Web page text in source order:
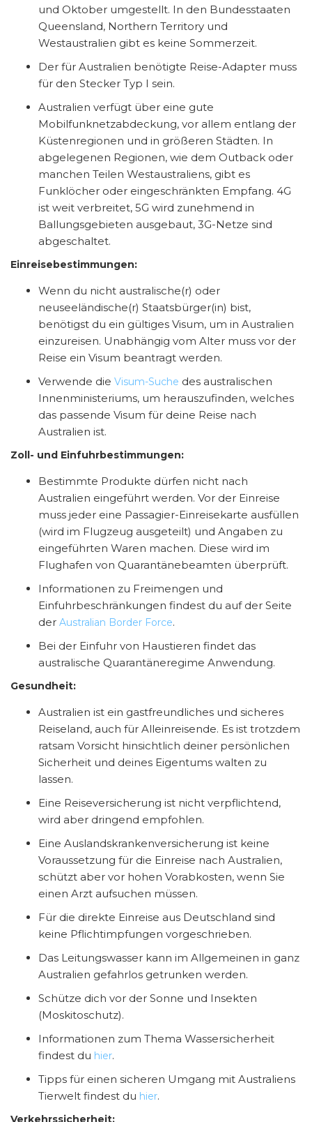
und Oktober umgestellt. In den Bundesstaaten
Queensland, Northern Territory und
Westaustralien gibt es keine Sommerzeit.
Der für Australien benötigte Reise-Adapter muss
für den Stecker Typ I sein.
Australien verfügt über eine gute
Mobilfunknetzabdeckung, vor allem entlang der
Küstenregionen und in größeren Städten. In
abgelegenen Regionen, wie dem Outback oder
manchen Teilen Westaustraliens, gibt es
Funklöcher oder eingeschränkten Empfang. 4G
ist weit verbreitet, 5G wird zunehmend in
Ballungsgebieten ausgebaut, 3G-Netze sind
abgeschaltet.
Einreisebestimmungen:
Wenn du nicht australische(r) oder
neuseeländische(r) Staatsbürger(in) bist,
benötigst du ein gültiges Visum, um in Australien
einzureisen. Unabhängig vom Alter muss vor der
Reise ein Visum beantragt werden.
Verwende die Visum-Suche des australischen
Innenministeriums, um herauszufinden, welches
das passende Visum für deine Reise nach
Australien ist.
Zoll- und Einfuhrbestimmungen:
Bestimmte Produkte dürfen nicht nach
Australien eingeführt werden. Vor der Einreise
muss jeder eine Passagier-Einreisekarte ausfüllen
(wird im Flugzeug ausgeteilt) und Angaben zu
eingeführten Waren machen. Diese wird im
Flughafen von Quarantänebeamten überprüft.
Informationen zu Freimengen und
Einfuhrbeschränkungen findest du auf der Seite
der Australian Border Force.
Bei der Einfuhr von Haustieren findet das
australische Quarantäneregime Anwendung.
Gesundheit:
Australien ist ein gastfreundliches und sicheres
Reiseland, auch für Alleinreisende. Es ist trotzdem
ratsam Vorsicht hinsichtlich deiner persönlichen
Sicherheit und deines Eigentums walten zu
lassen.
Eine Reiseversicherung ist nicht verpflichtend,
wird aber dringend empfohlen.
Eine Auslandskrankenversicherung ist keine
Voraussetzung für die Einreise nach Australien,
schützt aber vor hohen Vorabkosten, wenn Sie
einen Arzt aufsuchen müssen.
Für die direkte Einreise aus Deutschland sind
keine Pflichtimpfungen vorgeschrieben.
Das Leitungswasser kann im Allgemeinen in ganz
Australien gefahrlos getrunken werden.
Schütze dich vor der Sonne und Insekten
(Moskitoschutz).
Informationen zum Thema Wassersicherheit
findest du hier.
Tipps für einen sicheren Umgang mit Australiens
Tierwelt findest du hier.
Verkehrssicherheit: